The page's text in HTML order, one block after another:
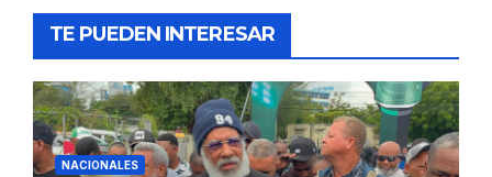
TE PUEDEN INTERESAR
NACIONALES